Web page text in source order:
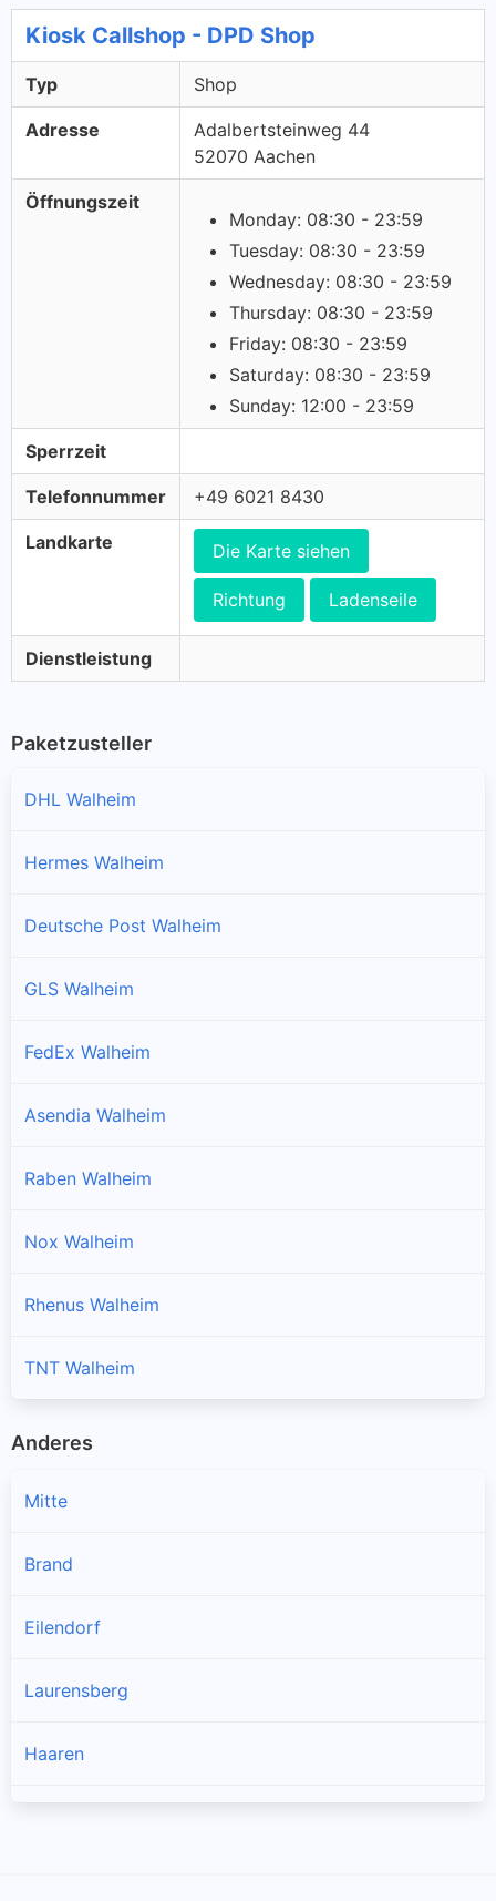
Kiosk Callshop - DPD Shop
Typ Shop
Adresse
Adalbertsteinweg 44
52070 Aachen
Öffnungszeit
Monday: 08:30 - 23:59
Tuesday: 08:30 - 23:59
Wednesday: 08:30 - 23:59
Thursday: 08:30 - 23:59
Friday: 08:30 - 23:59
Saturday: 08:30 - 23:59
Sunday: 12:00 - 23:59
Sperrzeit
Telefonnummer +49 6021 8430
Landkarte Die Karte siehen
Richtung Ladenseile
Dienstleistung
Paketzusteller
DHL Walheim
Hermes Walheim
Deutsche Post Walheim
GLS Walheim
FedEx Walheim
Asendia Walheim
Raben Walheim
Nox Walheim
Rhenus Walheim
TNT Walheim
Anderes
Mitte
Brand
Eilendorf
Laurensberg
Haaren